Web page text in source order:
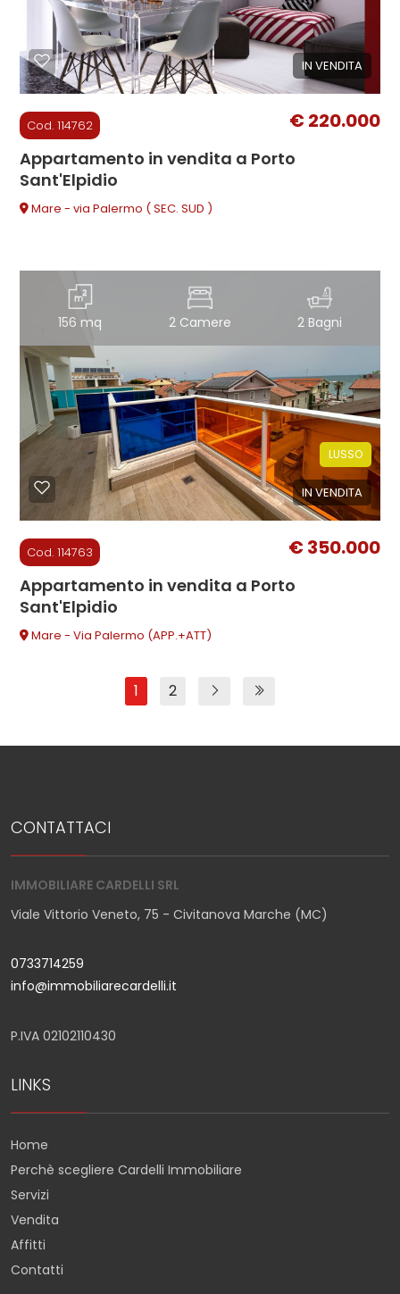
IN VENDITA
Cod. 114762 € 220.000
Appartamento in vendita a Porto
Sant'Elpidio
Mare - via Palermo ( SEC. SUD )
156 mq 2 Camere 2 Bagni
IN VENDITA
LUSSO
Cod. 114763 € 350.000
Appartamento in vendita a Porto
Sant'Elpidio
Mare - Via Palermo (APP.+ATT)
1 2
CONTATTACI
IMMOBILIARE CARDELLI SRL
Viale Vittorio Veneto, 75 - Civitanova Marche (MC)
0733714259
info@immobiliarecardelli.it
P.IVA 02102110430
LINKS
Home
Perchè scegliere Cardelli Immobiliare
Servizi
Vendita
Affitti
Contatti